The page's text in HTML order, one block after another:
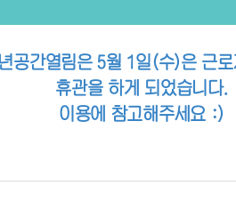
공간열림은 5월 1일(수)은 근
휴관을 하게 되었습니다.
이용에 참고해주세요 :)